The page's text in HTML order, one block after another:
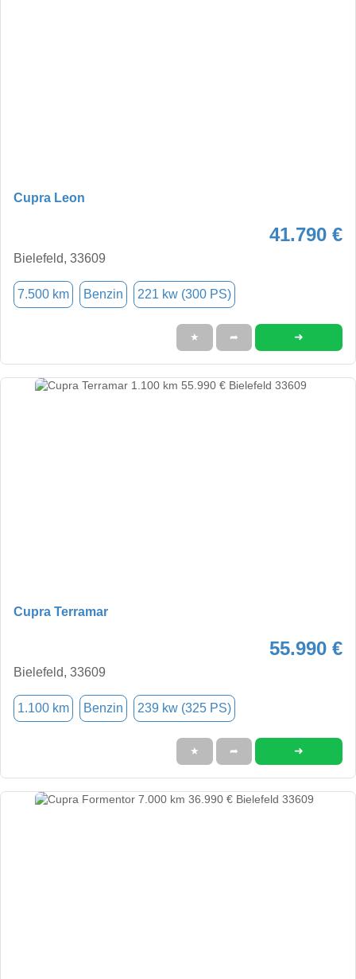
Cupra Leon
41.790 €
Bielefeld, 33609
7.500 km Benzin 221 kw (300 PS)
★ ➦ ➜
Cupra Terramar
55.990 €
Bielefeld, 33609
1.100 km Benzin 239 kw (325 PS)
★ ➦ ➜